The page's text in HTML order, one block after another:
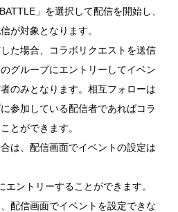
」を選択して配信を開始し、
が対象となります。
た場合、コラボリクエストを送信
グループにエントリーしてイベン
のみとなります。相互フォローは
参加している配信者であればコラ
とができます。
は、配信画面でイベントの設定は
ントリーすることができます。
配信画面でイベントを設定できな